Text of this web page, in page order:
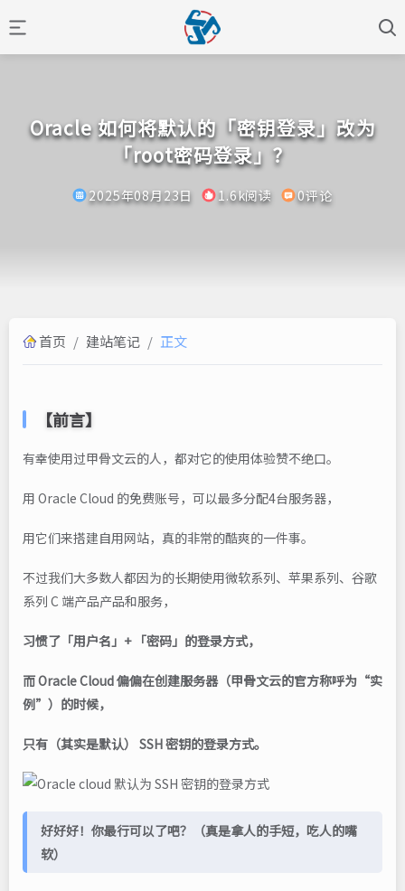
Oracle 如何将默认的「密钥登录」改为
「root密码登录」？
2025年08月23日 1.6k阅读 0评论
首页 / 建站笔记 / 正文
【前言】
有幸使用过甲骨文云的人，都对它的使用体验赞不绝口。
用 Oracle Cloud 的免费账号，可以最多分配4台服务器，
用它们来搭建自用网站，真的非常的酷爽的一件事。
不过我们大多数人都因为的长期使用微软系列、苹果系列、谷歌
系列 C 端产品产品和服务，
习惯了「用户名」+ 「密码」的登录方式，
而 Oracle Cloud 偏偏在创建服务器（甲骨文云的官方称呼为“实
例”）的时候，
只有（其实是默认） SSH 密钥的登录方式。
好好好！你最行可以了吧？（真是拿人的手短，吃人的嘴
软）